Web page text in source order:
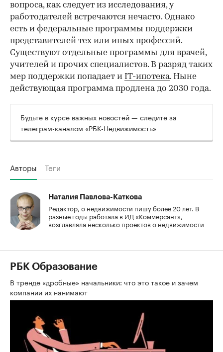
вопроса, как следует из исследования, у
работодателей встречаются нечасто. Однако
есть и федеральные программы поддержки
представителей тех или иных профессий.
Существуют отдельные программы для врачей,
учителей и прочих специалистов. В разряд таких
мер поддержки попадает и IT-ипотека. Ныне
действующая программа продлена до 2030 года.
Будьте в курсе важных новостей — следите за
телеграм-каналом «РБК-Недвижимость»
Авторы Теги
Наталия Павлова-Каткова
Редактор, о недвижимости пишу более 20 лет. В
разные годы работала в ИД «Коммерсант»,
возглавляла несколько проектов о недвижимости
РБК Образование
В тренде «дробные» начальники: что это такое и зачем
компании их нанимают